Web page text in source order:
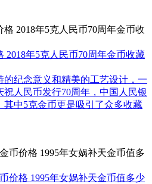
2018年5克人民币70周年金币收藏
纪念意义和精美的工艺设计，一
祝人民币发行70周年，中国人民银
中5克金币更是吸引了众多收藏
价格 1995年女娲补天金币值多少